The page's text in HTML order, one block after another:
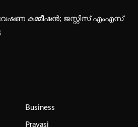
കമ്മീഷന്‍; ജസ്റ്റിസ് എംഎസ്
Business
Pravasi